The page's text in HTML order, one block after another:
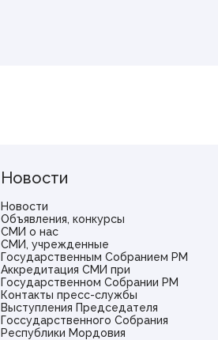
Новости
Новости
Объявления, конкурсы
СМИ о нас
СМИ, учрежденные
Государственным Собранием РМ
Аккредитация СМИ при
Государственном Собрании РМ
Контакты пресс-службы
Выступления Председателя
Госсударственного Собрания
Республики Мордовия